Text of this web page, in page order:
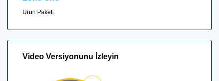
Ürün Paketi
Video Versiyonunu İzleyin